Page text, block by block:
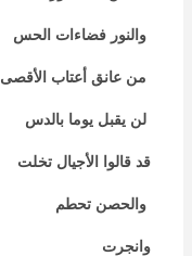
والنور فضاءات الحس
من عانق أعتاب الأقصى
لن يقبل يوما بالدس
قد قالوا الأجيال تخلت
والحصن تحطم
وانجرت